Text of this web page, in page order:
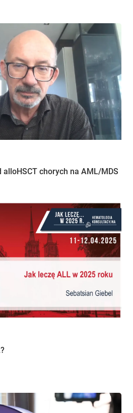
chorych na AML/MDS